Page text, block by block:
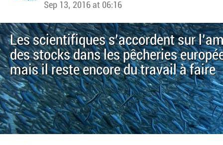
Sep 13, 2016 at 06:16
Les scientifiques s'accordent sur
des stocks dans les pêcheries
mais il reste encore du travail à faire